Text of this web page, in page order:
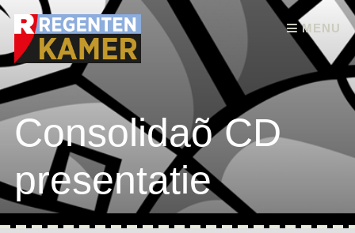
MENU
Skip to content
Consolidaõ CD
presentatie